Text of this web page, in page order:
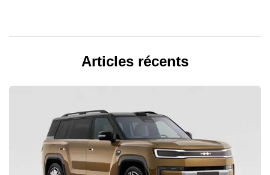
Articles récents